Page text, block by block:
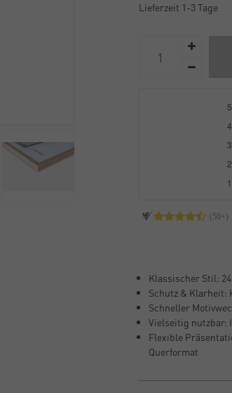
Lieferzeit 1-3 Tage
Klassischer Stil:
Schutz & Klarheit:
Schneller
Vielseitig nutzbar:
Flexible
Querformat